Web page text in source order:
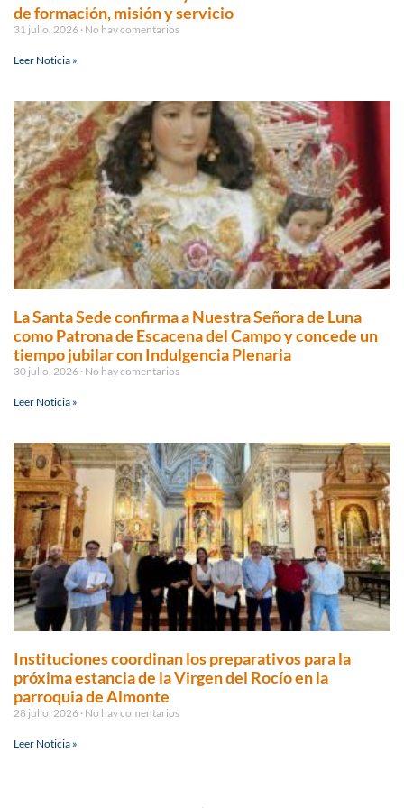
de formación, misión y servicio
31 julio, 2026 No hay comentarios
Leer Noticia »
La Santa Sede confirma a Nuestra Señora de Luna
como Patrona de Escacena del Campo y concede un
tiempo jubilar con Indulgencia Plenaria
30 julio, 2026 No hay comentarios
Leer Noticia »
Instituciones coordinan los preparativos para la
próxima estancia de la Virgen del Rocío en la
parroquia de Almonte
28 julio, 2026 No hay comentarios
Leer Noticia »